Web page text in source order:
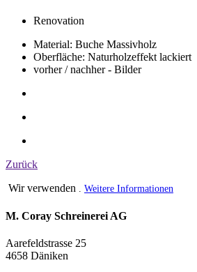
Renovation
Material: Buche Massivholz
Oberfläche: Naturholzeffekt lackiert
vorher / nachher - Bilder
Zurück
Wir verwenden . Weitere Informationen
M. Coray Schreinerei AG
Aarefeldstrasse 25
4658 Däniken